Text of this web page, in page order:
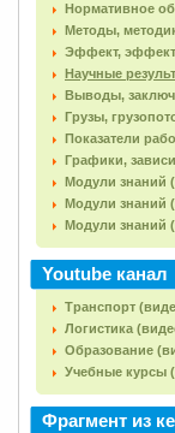
Нормативное
Методы,
Эффект,
Научные
Выводы,
Грузы,
Показатели
Графики,
Модули знаний
Модули знаний
Модули знаний
Youtube канал
Транспорт
Логистика
Образование
Учебные курсы
Фрагмент из